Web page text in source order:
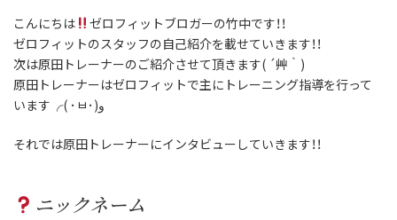
こんにちは
ゼロフィットブロガーの竹中です！！
ゼロフィットのスタッフの自己紹介を載せていきます！！
次は原田トレーナーのご紹介させて頂きます( ´艸｀)
原田トレーナーはゼロフィットで主にトレーニング指導を行って
います╭( ･ㅂ･)و
それでは原田トレーナーにインタビューしていきます！！
ニックネーム